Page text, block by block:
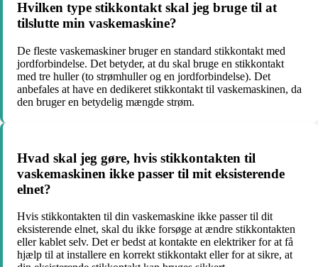
Hvilken type stikkontakt skal jeg bruge til at
tilslutte min vaskemaskine?
De fleste vaskemaskiner bruger en standard stikkontakt med
jordforbindelse. Det betyder, at du skal bruge en stikkontakt
med tre huller (to strømhuller og en jordforbindelse). Det
anbefales at have en dedikeret stikkontakt til vaskemaskinen, da
den bruger en betydelig mængde strøm.
Hvad skal jeg gøre, hvis stikkontakten til
vaskemaskinen ikke passer til mit eksisterende
elnet?
Hvis stikkontakten til din vaskemaskine ikke passer til dit
eksisterende elnet, skal du ikke forsøge at ændre stikkontakten
eller kablet selv. Det er bedst at kontakte en elektriker for at få
hjælp til at installere en korrekt stikkontakt eller for at sikre, at